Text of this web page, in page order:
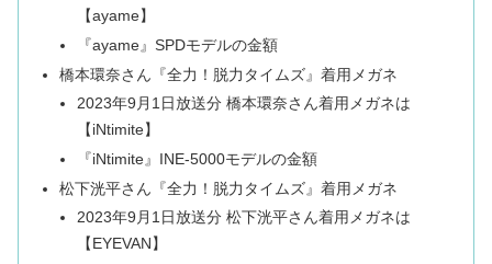
【ayame】
『ayame』SPDモデルの金額
橋本環奈さん『全力！脱力タイムズ』着用メガネ
2023年9月1日放送分 橋本環奈さん着用メガネは
【iNtimite】
『iNtimite』INE-5000モデルの金額
松下洸平さん『全力！脱力タイムズ』着用メガネ
2023年9月1日放送分 松下洸平さん着用メガネは
【EYEVAN】